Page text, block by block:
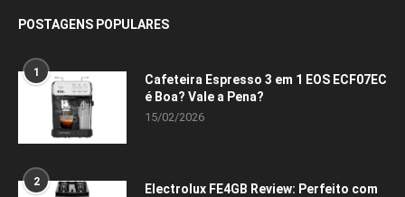
POSTAGENS POPULARES
1
Cafeteira Espresso 3 em 1 EOS ECF07EC
é Boa? Vale a Pena?
15/02/2026
2
Electrolux FE4GB Review: Perfeito com